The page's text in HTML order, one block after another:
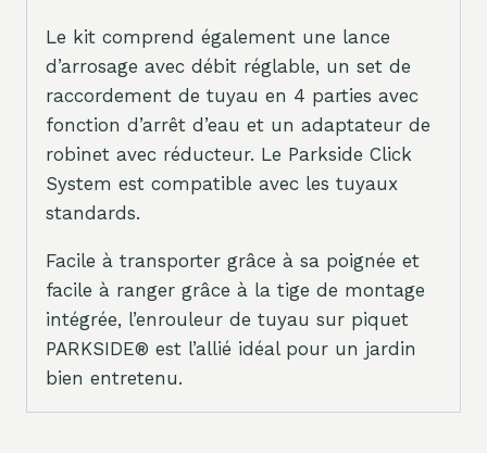
Le kit comprend également une lance
d’arrosage avec débit réglable, un set de
raccordement de tuyau en 4 parties avec
fonction d’arrêt d’eau et un adaptateur de
robinet avec réducteur. Le Parkside Click
System est compatible avec les tuyaux
standards.
Facile à transporter grâce à sa poignée et
facile à ranger grâce à la tige de montage
intégrée, l’enrouleur de tuyau sur piquet
PARKSIDE® est l’allié idéal pour un jardin
bien entretenu.